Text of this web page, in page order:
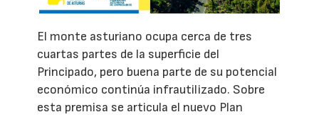
El monte asturiano ocupa cerca de tres
cuartas partes de la superficie del
Principado, pero buena parte de su potencial
económico continúa infrautilizado. Sobre
esta premisa se articula el nuevo Plan